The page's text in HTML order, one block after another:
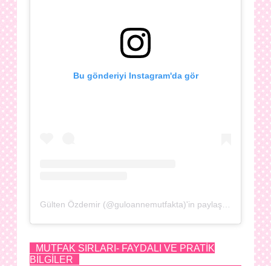
Bu gönderiyi Instagram'da gör
Gülten Özdemir (@guloannemutfakta)'in paylaştığı bir gönderi
MUTFAK SIRLARI- FAYDALI VE PRATİK
BİLGİLER